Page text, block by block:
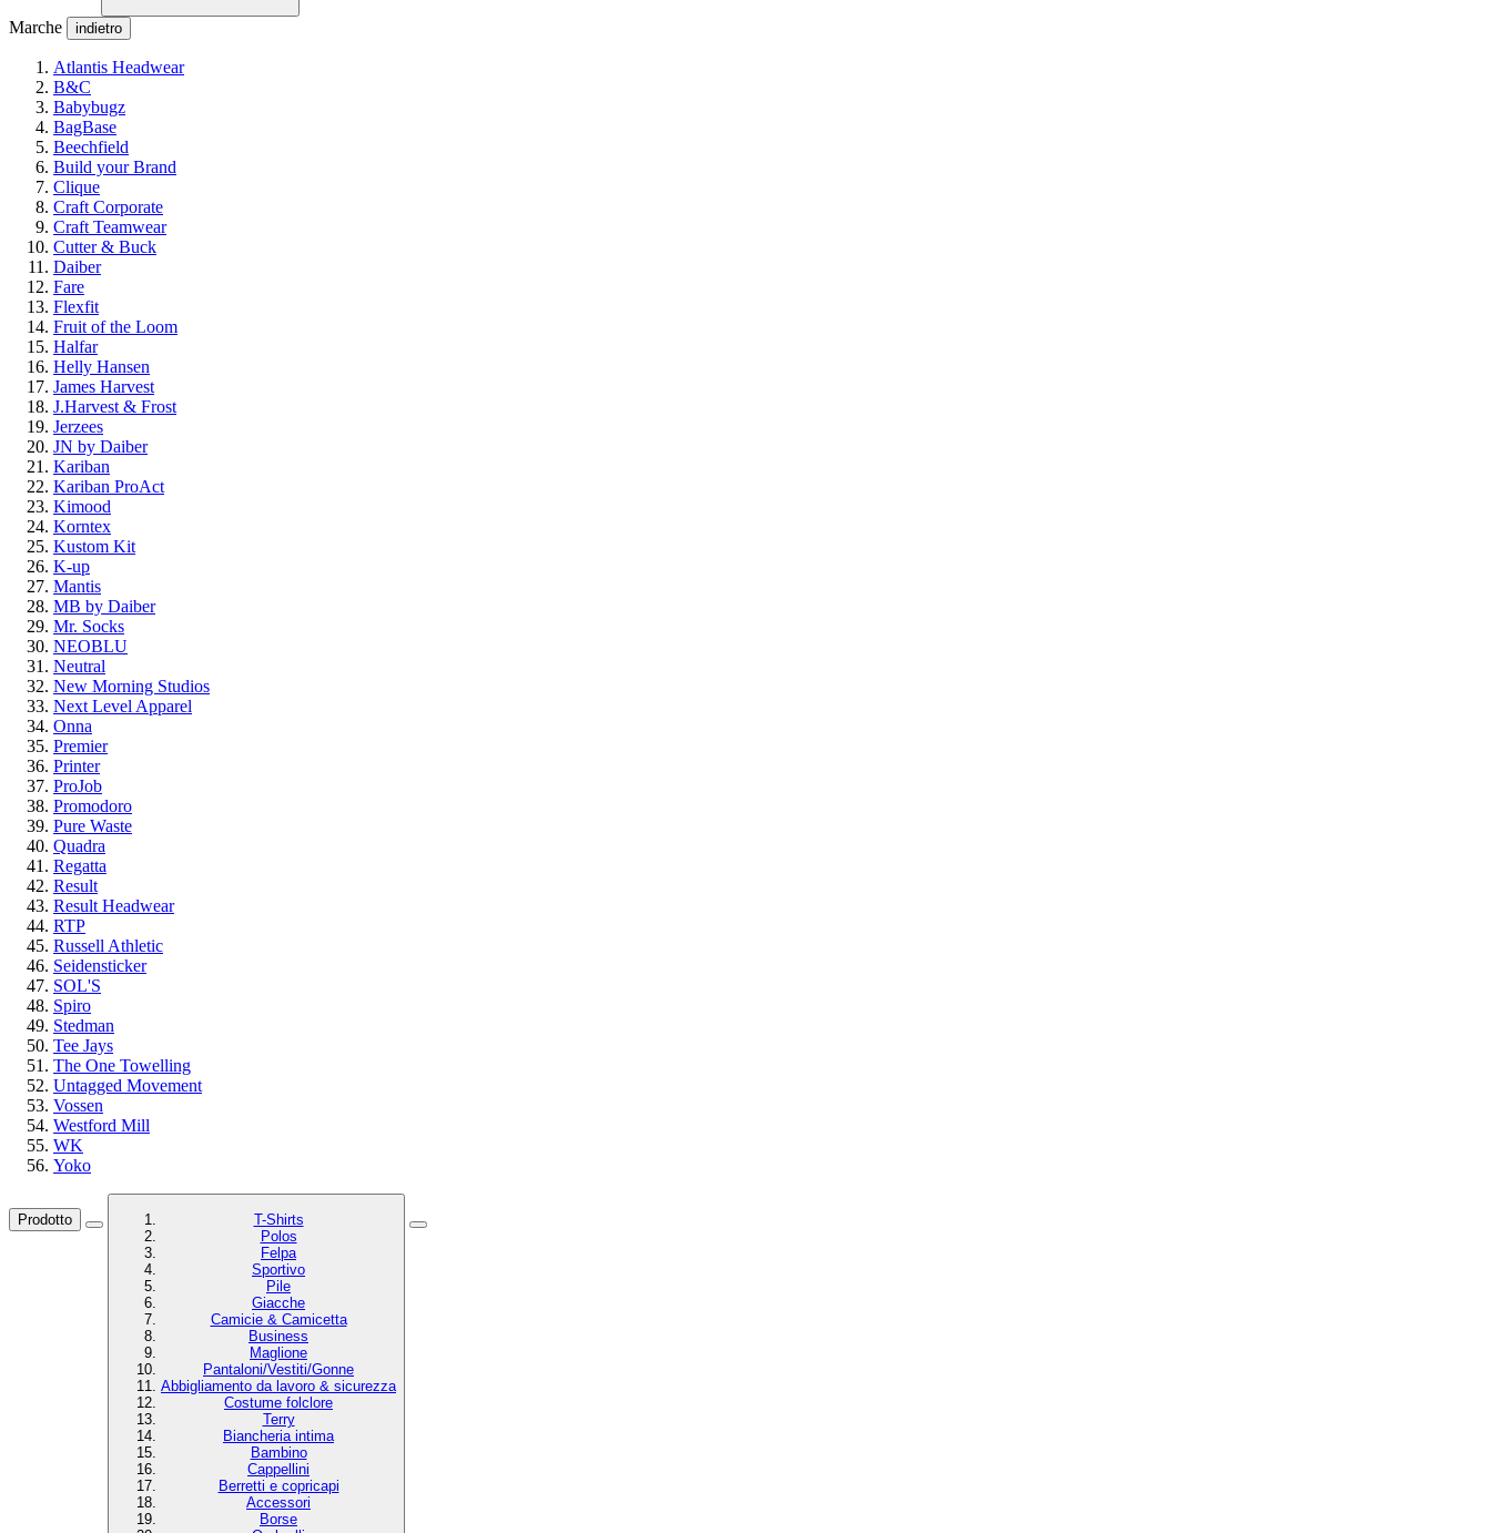
Marche indietro
Atlantis Headwear
B&C
Babybugz
BagBase
Beechfield
Build your Brand
Clique
Craft Corporate
Craft Teamwear
Cutter & Buck
Daiber
Fare
Flexfit
Fruit of the Loom
Halfar
Helly Hansen
James Harvest
J.Harvest & Frost
Jerzees
JN by Daiber
Kariban
Kariban ProAct
Kimood
Korntex
Kustom Kit
K-up
Mantis
MB by Daiber
Mr. Socks
NEOBLU
Neutral
New Morning Studios
Next Level Apparel
Onna
Premier
Printer
ProJob
Promodoro
Pure Waste
Quadra
Regatta
Result
Result Headwear
RTP
Russell Athletic
Seidensticker
SOL'S
Spiro
Stedman
Tee Jays
The One Towelling
Untagged Movement
Vossen
Westford Mill
WK
Yoko
Prodotto
T-Shirts
Polos
Felpa
Sportivo
Pile
Giacche
Camicie & Camicetta
Business
Maglione
Pantaloni/Vestiti/Gonne
Abbigliamento da lavoro & sicurezza
Costume folclore
Terry
Biancheria intima
Bambino
Cappellini
Berretti e copricapi
Accessori
Borse